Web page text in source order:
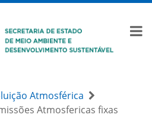
Atmosférica
Atmosfericas fixas